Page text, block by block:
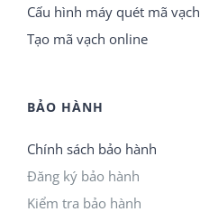
Cấu hình máy quét mã vạch
Tạo mã vạch online
BẢO HÀNH
Chính sách bảo hành
Đăng ký bảo hành
Kiểm tra bảo hành